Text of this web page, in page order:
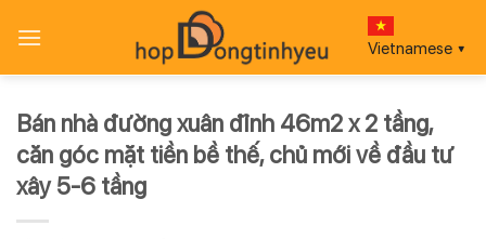
qua
Vietnamese ▼
Bán nhà đường xuân đỉnh 46m2 x 2 tầng,
căn góc mặt tiền bề thế, chủ mới về đầu tư
xây 5-6 tầng